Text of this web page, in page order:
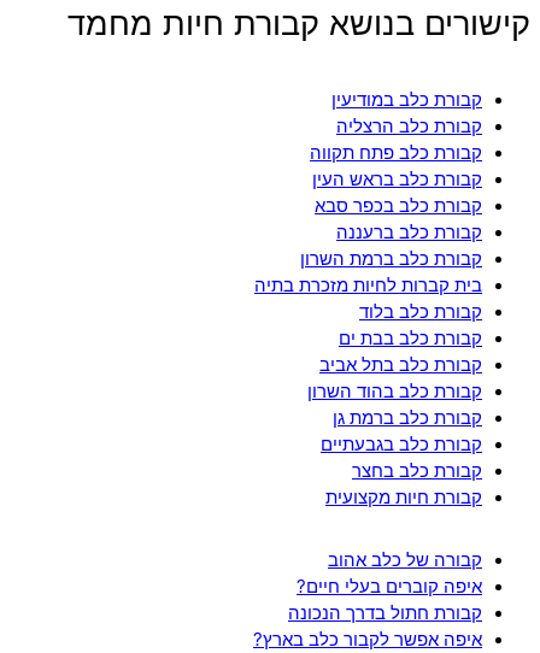
קישורים בנושא קבורת חיות מחמד
קבורת כלב במודיעין
קבורת כלב הרצליה
קבורת כלב פתח תקווה
קבורת כלב בראש העין
קבורת כלב בכפר סבא
קבורת כלב ברעננה
קבורת כלב ברמת השרון
בית קברות לחיות מזכרת בתיה
קבורת כלב בלוד
קבורת כלב בבת ים
קבורת כלב בתל אביב
קבורת כלב בהוד השרון
קבורת כלב ברמת גן
קבורת כלב בגבעתיים
קבורת כלב בחצר
קבורת חיות מקצועית
קבורה של כלב אהוב
איפה קוברים בעלי חיים?
קבורת חתול בדרך הנכונה
איפה אפשר לקבור כלב בארץ?